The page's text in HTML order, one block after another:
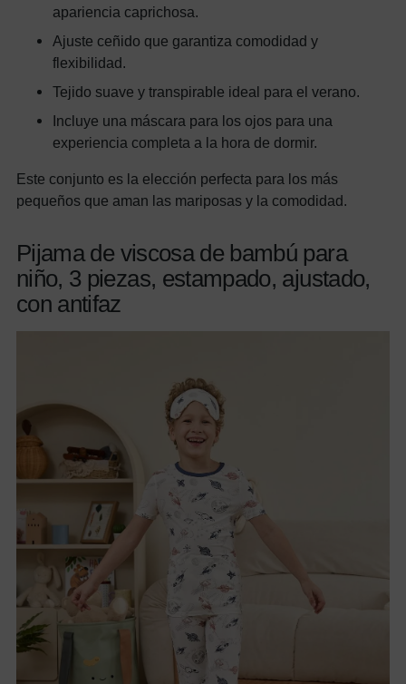
apariencia caprichosa.
Ajuste ceñido que garantiza comodidad y
flexibilidad.
Tejido suave y transpirable ideal para el verano.
Incluye una máscara para los ojos para una
experiencia completa a la hora de dormir.
Este conjunto es la elección perfecta para los más
pequeños que aman las mariposas y la comodidad.
Pijama de viscosa de bambú para
niño, 3 piezas, estampado, ajustado,
con antifaz